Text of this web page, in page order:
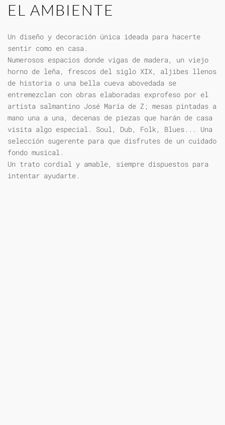
EL AMBIENTE
Un diseño y decoración única ideada para hacerte
sentir como en casa.
Numerosos espacios donde vigas de madera, un viejo
horno de leña, frescos del siglo XIX, aljibes llenos
de historia o una bella cueva abovedada se
entremezclan con obras elaboradas exprofeso por el
artista salmantino José María de Z; mesas pintadas a
mano una a una, decenas de piezas que harán de casa
visita algo especial. Soul, Dub, Folk, Blues... Una
selección sugerente para que disfrutes de un cuidado
fondo musical.
Un trato cordial y amable, siempre dispuestos para
intentar ayudarte.